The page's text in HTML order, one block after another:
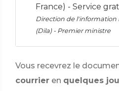
France) - Service
Direction de l'information
(Dila) - Premier ministre
Vous recevrez le
courrier en quelques